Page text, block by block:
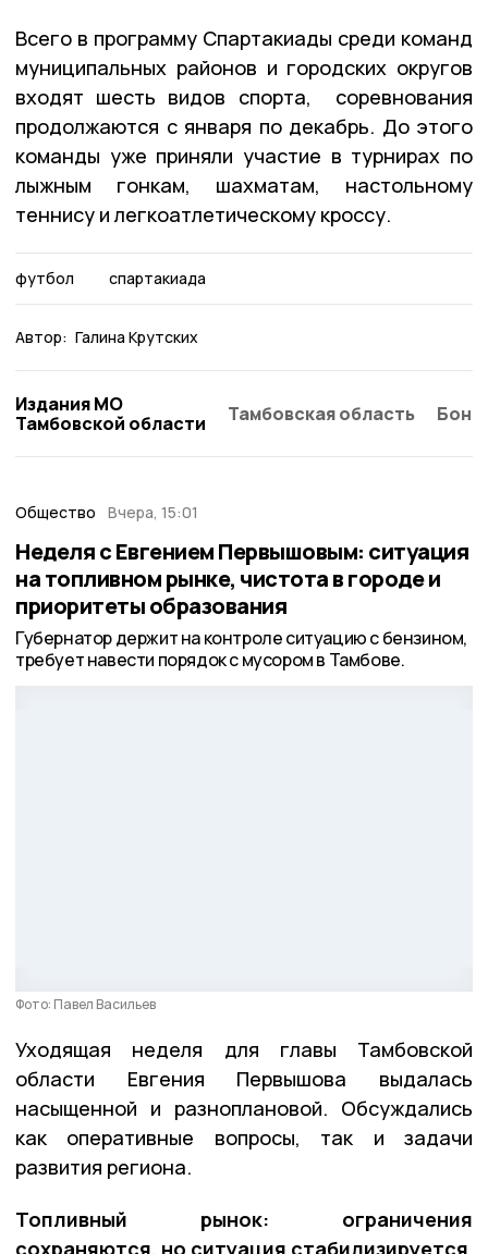
Всего в программу Спартакиады среди команд
муниципальных районов и городских округов
входят шесть видов спорта, соревнования
продолжаются с января по декабрь. До этого
команды уже приняли участие в турнирах по
лыжным гонкам, шахматам, настольному
теннису и легкоатлетическому кроссу.
футбол спартакиада
Автор: Галина Крутских
Издания МО
Тамбовской области
Тамбовская область
Общество Вчера, 15:01
Неделя с Евгением Первышовым: ситуация
на топливном рынке, чистота в городе и
приоритеты образования
Губернатор держит на контроле ситуацию с бензином,
требует навести порядок с мусором в Тамбове.
Фото: Павел Васильев
Уходящая неделя для главы Тамбовской
области Евгения Первышова выдалась
насыщенной и разноплановой. Обсуждались
как оперативные вопросы, так и задачи
развития региона.
Топливный рынок: ограничения
сохраняются, но ситуация стабилизируется